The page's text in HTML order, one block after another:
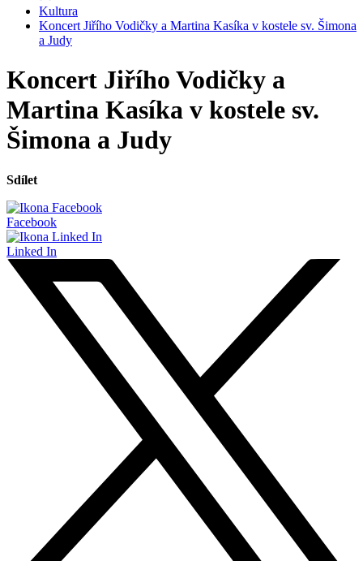
Kultura
Koncert Jiřího Vodičky a Martina Kasíka v kostele sv. Šimona
a Judy
Koncert Jiřího Vodičky a
Martina Kasíka v kostele sv.
Šimona a Judy
Sdílet
Facebook
Linked In